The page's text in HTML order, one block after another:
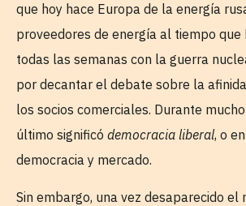
que hoy hace Europa de la energía
proveedores de energía al tiempo que
todas las semanas con la guerra
por decantar el debate sobre la
los socios comerciales. Durante
último significó democracia liberal, o
democracia y mercado.
Sin embargo, una vez desaparecido el